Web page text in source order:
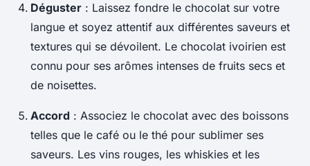
Déguster : Laissez fondre le chocolat sur votre
langue et soyez attentif aux différentes saveurs et
textures qui se dévoilent. Le chocolat ivoirien est
connu pour ses arômes intenses de fruits secs et
de noisettes.
Accord : Associez le chocolat avec des boissons
telles que le café ou le thé pour sublimer ses
saveurs. Les vins rouges, les whiskies et les